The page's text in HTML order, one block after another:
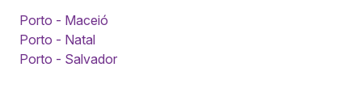
Porto - Maceió
Porto - Natal
Porto - Salvador